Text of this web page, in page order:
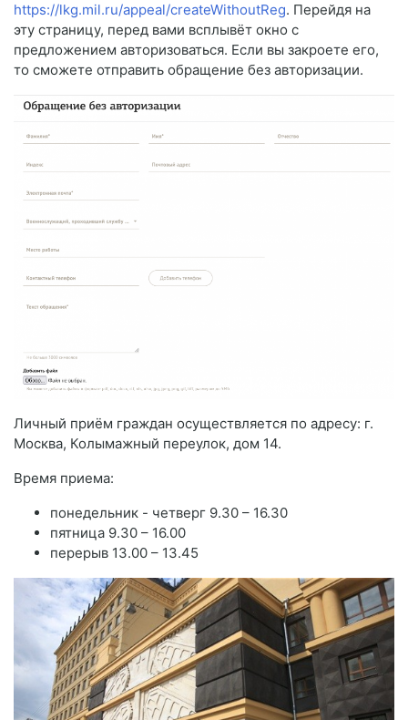
https://lkg.mil.ru/appeal/createWithoutReg. Перейдя на
эту страницу, перед вами всплывёт окно с
предложением авторизоваться. Если вы закроете его,
то сможете отправить обращение без авторизации.
Личный приём граждан осуществляется по адресу: г.
Москва, Колымажный переулок, дом 14.
Время приема:
понедельник - четверг 9.30 – 16.30
пятница 9.30 – 16.00
перерыв 13.00 – 13.45